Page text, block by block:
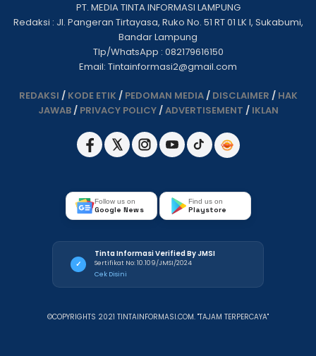
PT. MEDIA TINTA INFORMASI LAMPUNG
Redaksi : Jl. Pangeran Tirtayasa, Ruko No. 51 RT 01 LK I, Sukabumi,
Bandar Lampung
Tlp/WhatsApp : 082179616150
Email: Tintainformasi2@gmail.com
REDAKSI / KODE ETIK / PEDOMAN MEDIA/ DISCLAIMER / HAK
JAWAB/ PRIVACY POLICY/ADVERTISEMENT / IKLAN
Follow us on
Google News
Find us on
Playstore
✓
Tinta Informasi Verified By JMSI
Sertifikat No: 10.109/JMSI/2024
Cek Disini
©COPYRIGHTS 2021 TINTAINFORMASI.COM. "TAJAM TERPERCAYA"